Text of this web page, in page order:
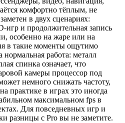
комфортно тёплым, не
в двух сценариях:
игр и продолжительная запись
особенно на жаре или на
в такие моменты ощутимо
работа: металл
спинка означает, что
камеры процессор под
немного снижать частоту,
практике в играх это иногда
максимальном fps в
Для повседневных игр и
разницы с Pro вы не заметите.